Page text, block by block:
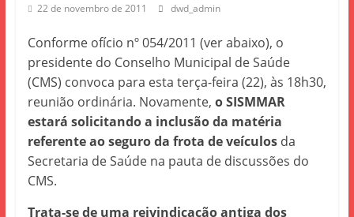
22 de novembro de 2011 dwd_admin
Conforme ofício nº 054/2011 (ver abaixo), o
presidente do Conselho Municipal de Saúde
(CMS) convoca para esta terça-feira (22), às 18h30,
reunião ordinária. Novamente, o SISMMAR
estará solicitando a inclusão da matéria
referente ao seguro da frota de veículosda
Secretaria de Saúde na pauta de discussões do
CMS.
Trata-se de uma reivindicação antiga dos